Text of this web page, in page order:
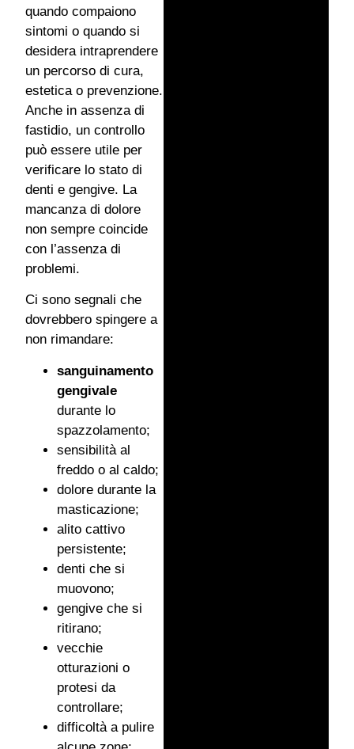
quando compaiono
sintomi o quando si
desidera intraprendere
un percorso di cura,
estetica o prevenzione.
Anche in assenza di
fastidio, un controllo
può essere utile per
verificare lo stato di
denti e gengive. La
mancanza di dolore
non sempre coincide
con l’assenza di
problemi.
Ci sono segnali che
dovrebbero spingere a
non rimandare:
sanguinamento
gengivale
durante lo
spazzolamento;
sensibilità al
freddo o al caldo;
dolore durante la
masticazione;
alito cattivo
persistente;
denti che si
muovono;
gengive che si
ritirano;
vecchie
otturazioni o
protesi da
controllare;
difficoltà a pulire